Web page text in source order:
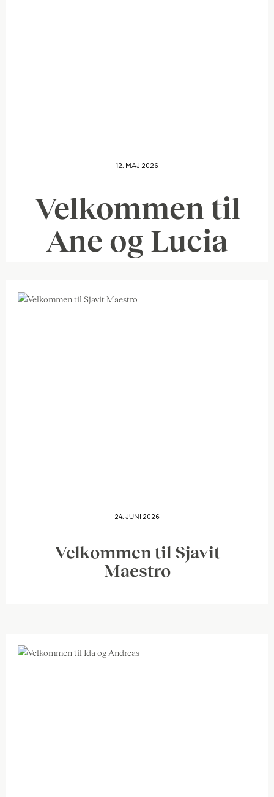
Velkommen til
Ane og Lucia
12. MAJ 2026
Velkommen til Sjavit
Maestro
24. JUNI 2026